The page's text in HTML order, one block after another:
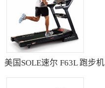
美国SOLE速尔 F63L 跑步机